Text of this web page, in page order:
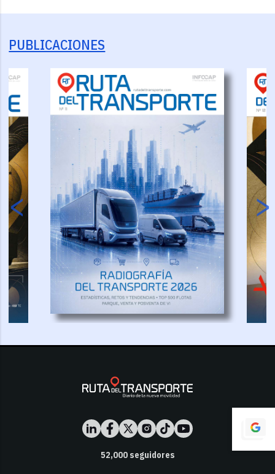
PUBLICACIONES
52,000seguidores